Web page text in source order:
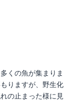
くの魚が集まりま
りますが、野生化
の止まった様に見